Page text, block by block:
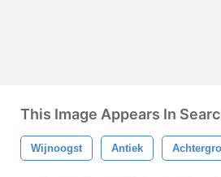
This Image Appears In
Wijnoogst Antiek